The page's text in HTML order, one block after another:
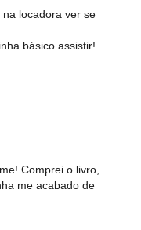
na locadora ver se
básico assistir!
Comprei o livro,
me acabado de